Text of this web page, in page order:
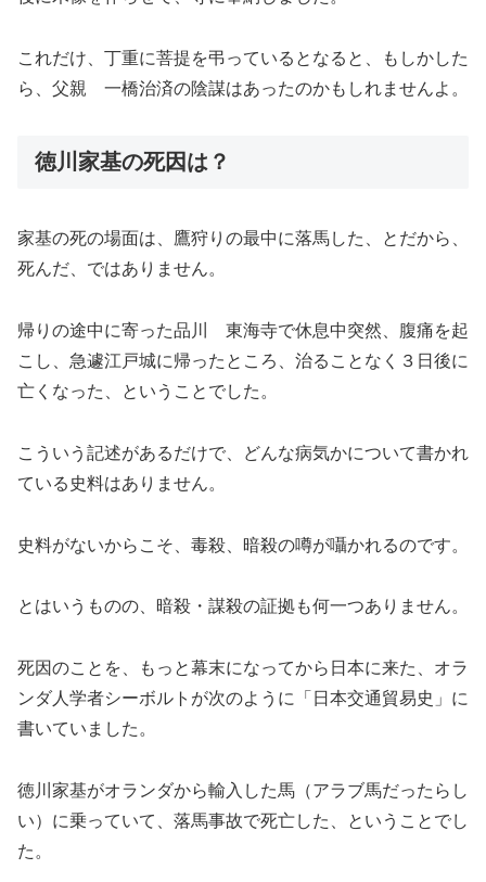
これだけ、丁重に菩提を弔っているとなると、もしかした
ら、父親 一橋治済の陰謀はあったのかもしれませんよ。
徳川家基の死因は？
家基の死の場面は、鷹狩りの最中に落馬した、とだから、
死んだ、ではありません。
帰りの途中に寄った品川 東海寺で休息中突然、腹痛を起
こし、急遽江戸城に帰ったところ、治ることなく３日後に
亡くなった、ということでした。
こういう記述があるだけで、どんな病気かについて書かれ
ている史料はありません。
史料がないからこそ、毒殺、暗殺の噂が囁かれるのです。
とはいうものの、暗殺・謀殺の証拠も何一つありません。
死因のことを、もっと幕末になってから日本に来た、オラ
ンダ人学者シーボルトが次のように「日本交通貿易史」に
書いていました。
徳川家基がオランダから輸入した馬（アラブ馬だったらし
い）に乗っていて、落馬事故で死亡した、ということでし
た。